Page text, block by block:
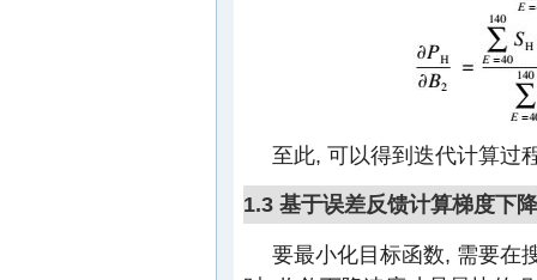
至此, 可以得到迭代计算过
1.3 基于误差反馈计算梯度下
要最小化目标函数, 需要在